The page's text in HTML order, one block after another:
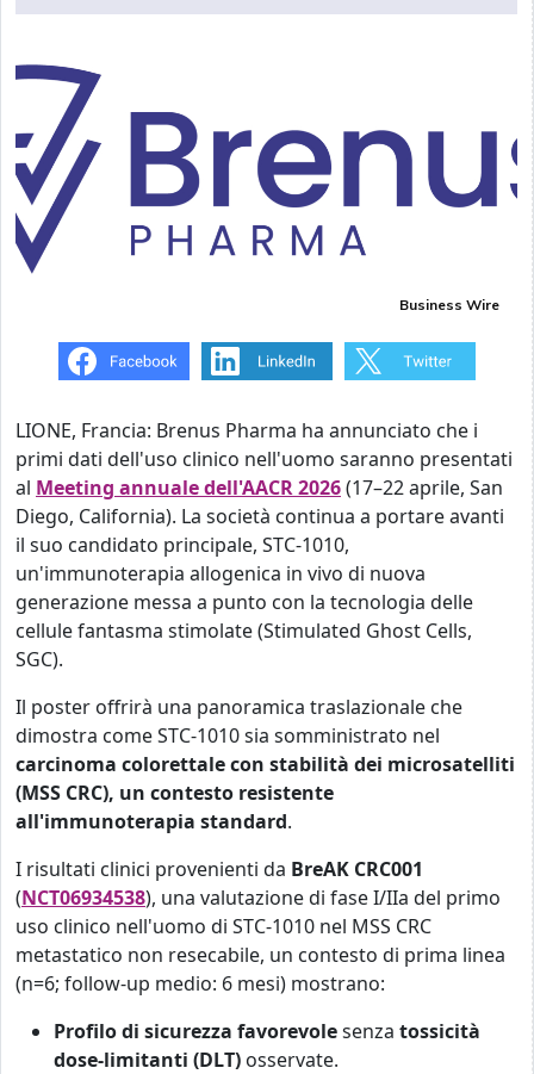
Business Wire
LIONE, Francia: Brenus Pharma ha annunciato che i
primi dati dell'uso clinico nell'uomo saranno presentati
al Meeting annuale dell'AACR 2026(17–22 aprile, San
Diego, California). La società continua a portare avanti
il suo candidato principale, STC-1010,
un'immunoterapia allogenica in vivo di nuova
generazione messa a punto con la tecnologia delle
cellule fantasma stimolate (Stimulated Ghost Cells,
SGC).
Il poster offrirà una panoramica traslazionale che
dimostra come STC-1010 sia somministrato nel
carcinoma colorettale con stabilità dei microsatelliti
(MSS CRC), un contesto resistente
all'immunoterapia standard.
I risultati clinici provenienti da BreAK CRC001
(NCT06934538), una valutazione di fase I/IIa del primo
uso clinico nell'uomo di STC‑1010 nel MSS CRC
metastatico non resecabile, un contesto di prima linea
(n=6; follow‑up medio: 6 mesi) mostrano:
Profilo di sicurezza favorevolesenza tossicità
dose-limitanti (DLT) osservate.